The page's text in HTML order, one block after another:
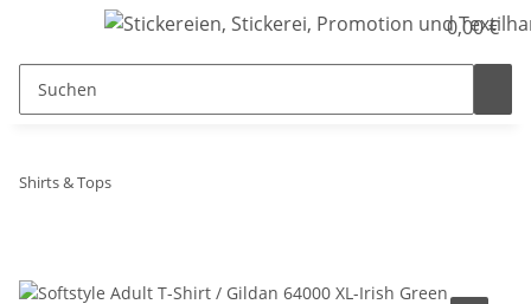
0,00 €
Shirts & Tops